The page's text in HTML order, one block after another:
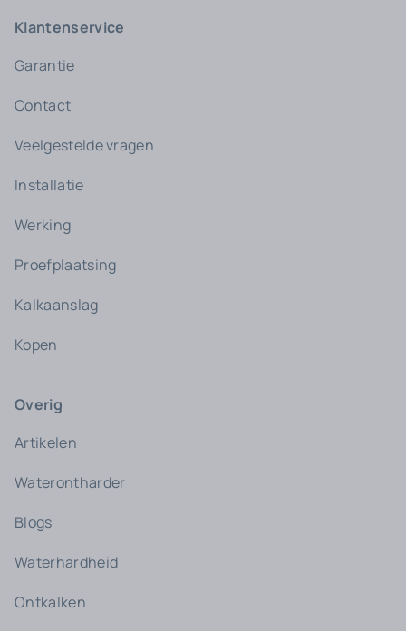
Klantenservice
Garantie
Contact
Veelgestelde vragen
Installatie
Werking
Proefplaatsing
Kalkaanslag
Kopen
Overig
Artikelen
Waterontharder
Blogs
Waterhardheid
Ontkalken